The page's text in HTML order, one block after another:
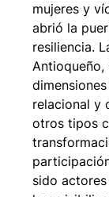
mujeres y
abrió la
resiliencia.
relacional y
otros tipos
sido